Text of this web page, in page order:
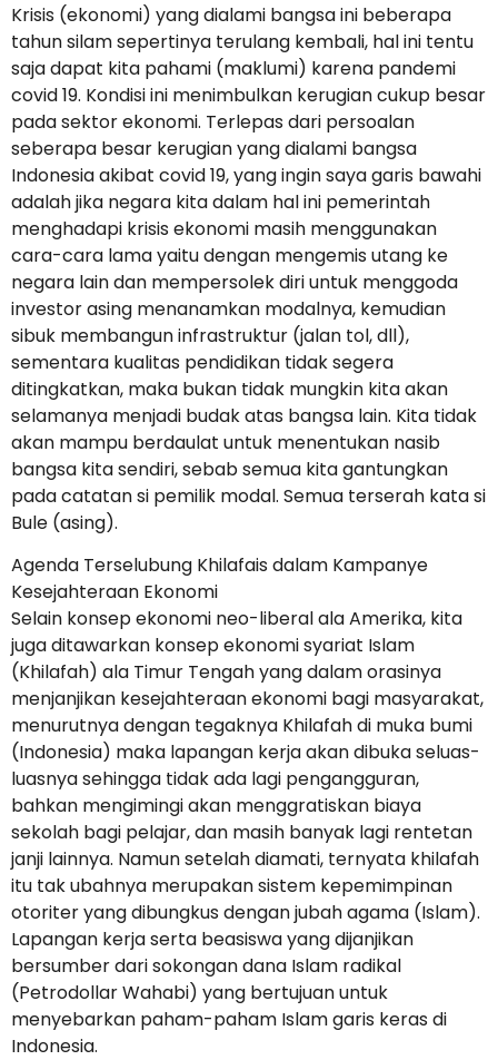
Krisis (ekonomi) yang dialami bangsa ini beberapa
tahun silam sepertinya terulang kembali, hal ini tentu
saja dapat kita pahami (maklumi) karena pandemi
covid 19. Kondisi ini menimbulkan kerugian cukup besar
pada sektor ekonomi. Terlepas dari persoalan
seberapa besar kerugian yang dialami bangsa
Indonesia akibat covid 19, yang ingin saya garis bawahi
adalah jika negara kita dalam hal ini pemerintah
menghadapi krisis ekonomi masih menggunakan
cara-cara lama yaitu dengan mengemis utang ke
negara lain dan mempersolek diri untuk menggoda
investor asing menanamkan modalnya, kemudian
sibuk membangun infrastruktur (jalan tol, dll),
sementara kualitas pendidikan tidak segera
ditingkatkan, maka bukan tidak mungkin kita akan
selamanya menjadi budak atas bangsa lain. Kita tidak
akan mampu berdaulat untuk menentukan nasib
bangsa kita sendiri, sebab semua kita gantungkan
pada catatan si pemilik modal. Semua terserah kata si
Bule (asing).
Agenda Terselubung Khilafais dalam Kampanye
Kesejahteraan Ekonomi
Selain konsep ekonomi neo-liberal ala Amerika, kita
juga ditawarkan konsep ekonomi syariat Islam
(Khilafah) ala Timur Tengah yang dalam orasinya
menjanjikan kesejahteraan ekonomi bagi masyarakat,
menurutnya dengan tegaknya Khilafah di muka bumi
(Indonesia) maka lapangan kerja akan dibuka seluas-
luasnya sehingga tidak ada lagi pengangguran,
bahkan mengimingi akan menggratiskan biaya
sekolah bagi pelajar, dan masih banyak lagi rentetan
janji lainnya. Namun setelah diamati, ternyata khilafah
itu tak ubahnya merupakan sistem kepemimpinan
otoriter yang dibungkus dengan jubah agama (Islam).
Lapangan kerja serta beasiswa yang dijanjikan
bersumber dari sokongan dana Islam radikal
(Petrodollar Wahabi) yang bertujuan untuk
menyebarkan paham-paham Islam garis keras di
Indonesia.